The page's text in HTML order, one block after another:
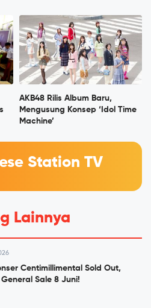
AKB48 Rilis Album Baru,
Mengusung Konsep ‘Idol Time
Machine’
Station TV
Lainnya
Centimillimental Sold Out,
Sale 8 Juni!